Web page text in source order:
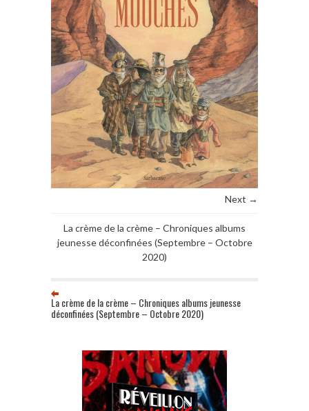
Next →
La crème de la crème – Chroniques albums
jeunesse déconfinées (Septembre – Octobre
2020)
La crème de la crème – Chroniques albums jeunesse
déconfinées (Septembre – Octobre 2020)